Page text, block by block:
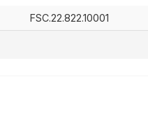
FSC.22.822.10001